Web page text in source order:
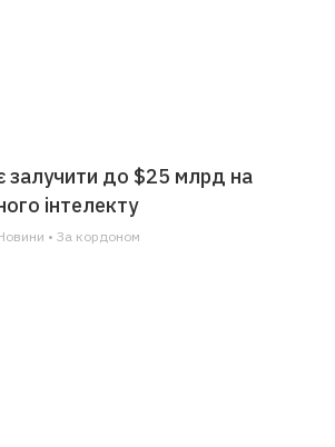
залучити до $25 млрд на
інтелекту
• За кордоном